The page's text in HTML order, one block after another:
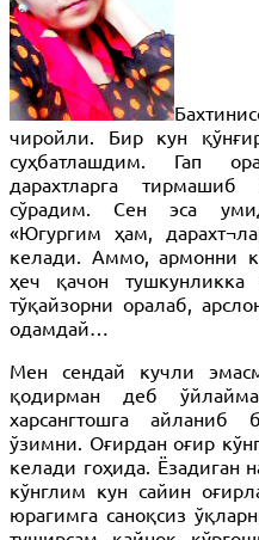
чиройли. Бир кун
суҳбатлашдим. Гап
дарахтларга
сўрадим. Сен эса
«Югургим ҳам,
келади. Аммо, армонни
ҳеч қачон
тўқайзорни оралаб,
одамдай…
Мен сендай кучли
қодирман деб
харсангтошга айланиб
ўзимни. Оғирдан оғир
келади гоҳида. Ёзадиган
кўнглим кун сайин
юрагимга саноқсиз